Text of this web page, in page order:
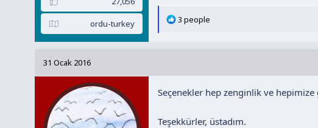
ordu-turkey
T
l
e
3 people
31 Ocak 2016
Seçenekler hep zenginlik ve
Teşekkürler, üstadım.